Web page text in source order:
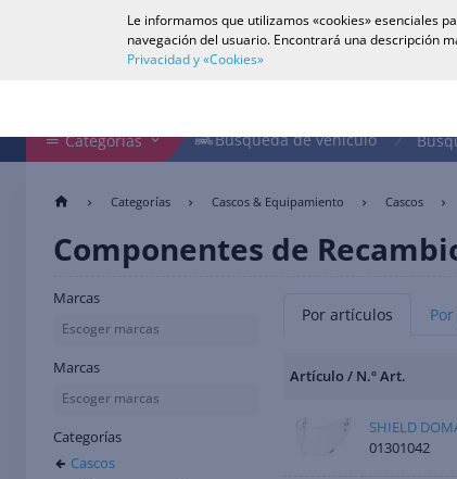
Categorías Búsqueda de vehículo
Categorías Cascos & Equipamiento Cascos
Componentes de
Marcas
Escoger marcas
Marcas
Escoger marcas
Categorías
Cascos
Por artículos
Artículo / N.º Art.
SHIELD
01301042
Le informamos que utilizamos «cookies» esenciales
navegación del usuario. Encontrará una descripción
Privacidad y «Cookies»